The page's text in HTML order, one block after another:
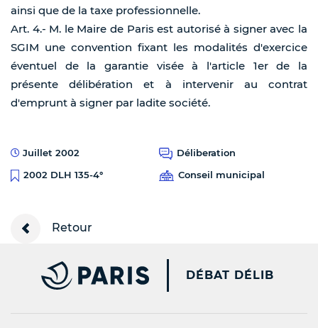
ainsi que de la taxe professionnelle.
Art. 4.- M. le Maire de Paris est autorisé à signer avec la
SGIM une convention fixant les modalités d'exercice
éventuel de la garantie visée à l'article 1er de la
présente délibération et à intervenir au contrat
d'emprunt à signer par ladite société.
Juillet 2002
Déliberation
2002 DLH 135-4°
Conseil municipal
Retour
PARIS.FR [NEW
DÉBAT DÉLIB